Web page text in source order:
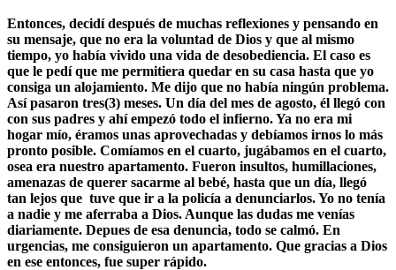
Entonces, decidí después de muchas reflexiones y pensando en
su mensaje, que no era la voluntad de Dios y que al mismo
tiempo, yo había vivido una vida de desobediencia. El caso es
que le pedí que me permitiera quedar en su casa hasta que yo
consiga un alojamiento. Me dijo que no había ningún problema.
Así pasaron tres(3) meses. Un día del mes de agosto, él llegó con
con sus padres y ahí empezó todo el infierno. Ya no era mi
hogar mío, éramos unas aprovechadas y debíamos irnos lo más
pronto posible. Comíamos en el cuarto, jugábamos en el cuarto,
osea era nuestro apartamento. Fueron insultos, humillaciones,
amenazas de querer sacarme al bebé, hasta que un día, llegó
tan lejos que tuve que ir a la policía a denunciarlos. Yo no tenía
a nadie y me aferraba a Dios. Aunque las dudas me venías
diariamente. Depues de esa denuncia, todo se calmó. En
urgencias, me consiguieron un apartamento. Que gracias a Dios
en ese entonces, fue super rápido.